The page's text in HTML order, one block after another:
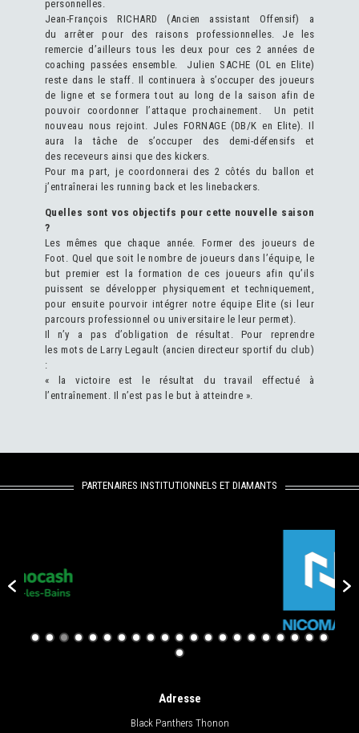
personnelles.
Jean-François RICHARD (Ancien assistant Offensif) a
du arrêter pour des raisons professionnelles. Je les
remercie d’ailleurs tous les deux pour ces 2 années de
coaching passées ensemble. Julien SACHE (OL en Elite)
reste dans le staff. Il continuera à s’occuper des joueurs
de ligne et se formera tout au long de la saison afin de
pouvoir coordonner l’attaque prochainement. Un petit
nouveau nous rejoint. Jules FORNAGE (DB/K en Elite). Il
aura la tâche de s’occuper des demi-défensifs et
des receveurs ainsi que des kickers.
Pour ma part, je coordonnerai des 2 côtés du ballon et
j’entraînerai les running back et les linebackers.
Quelles sont vos objectifs pour cette nouvelle saison
?
Les mêmes que chaque année. Former des joueurs de
Foot. Quel que soit le nombre de joueurs dans l’équipe, le
but premier est la formation de ces joueurs afin qu’ils
puissent se développer physiquement et techniquement,
pour ensuite pourvoir intégrer notre équipe Elite (si leur
parcours professionnel ou universitaire le leur permet).
Il n’y a pas d’obligation de résultat. Pour reprendre
les mots de Larry Legault (ancien directeur sportif du club)
:
« la victoire est le résultat du travail effectué à
l’entraînement. Il n’est pas le but à atteindre ».
PARTENAIRES INSTITUTIONNELS ET DIAMANTS
Adresse
Black Panthers Thonon